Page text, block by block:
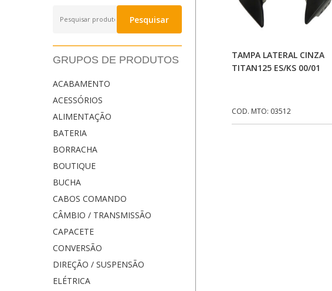
por:
Pesquisar
GRUPOS DE PRODUTOS
ACABAMENTO
ACESSÓRIOS
ALIMENTAÇÃO
BATERIA
BORRACHA
BOUTIQUE
BUCHA
CABOS COMANDO
CÂMBIO / TRANSMISSÃO
CAPACETE
CONVERSÃO
DIREÇÃO / SUSPENSÃO
ELÉTRICA
Adicionar Ao Carrinho
TAMPA LATERAL CINZA
TITAN125 ES/KS 00/01
COD. MTO: 03512